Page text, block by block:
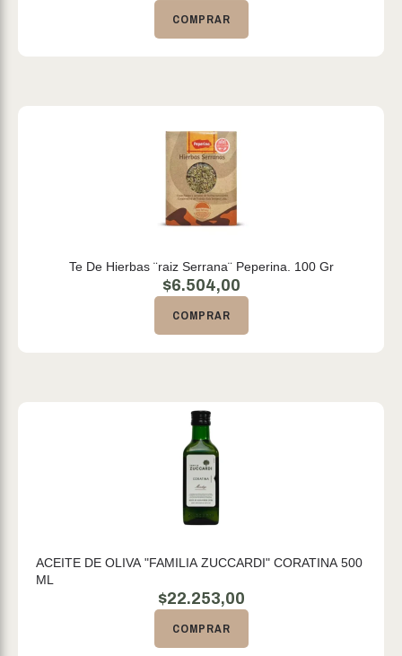
COMPRAR
Te De Hierbas ¨raiz Serrana¨ Peperina. 100 Gr
$6.504,00
COMPRAR
ACEITE DE OLIVA "FAMILIA ZUCCARDI" CORATINA 500
ML
$22.253,00
COMPRAR